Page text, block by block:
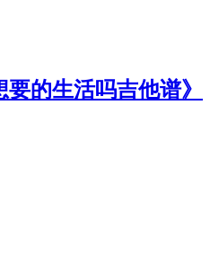
的生活吗吉他谱》